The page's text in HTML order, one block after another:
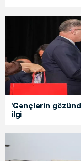
'Gençlerin
ilgi